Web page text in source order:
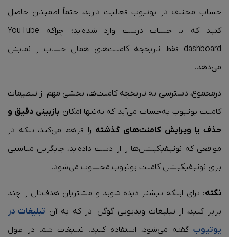
حساب مختلف در یوتیوب فعالیت دارید، حتماً اطمینان حاصل
کنید که با حساب درست وارد شده‌اید؛ چراکه YouTube
dashboard فقط تاریخچه کامنت‌های همان حساب را نمایش
می‌دهد.
در‌مجموع، دسترسی به تاریخچه کامنت‌ها، بخشی مهم از تنظیمات
کامنت یوتیوب به‌حساب می‌آید که نه‌تنها امکان بازبینی دقیق و
حذف یا ویرایش کامنت‌های گذشته را فراهم می‌کند، بلکه در
مواقعی که نوتیفیکیشن‌ها را از دست داده‌اید، جایگزین مناسبی
برای نوتیفیکیشن کامنت یوتیوب محسوب می‌شود.
نکته: برای اینکه بیشتر دیده شوید و مشتریان هدف‌تان را چند
برابر کنید، از تبلیغات ویدیویی گوگل ادز که به آن تبلیغات در
یوتیوب گفته می‌شود، استفاده کنید. تبلیغات شما در طول